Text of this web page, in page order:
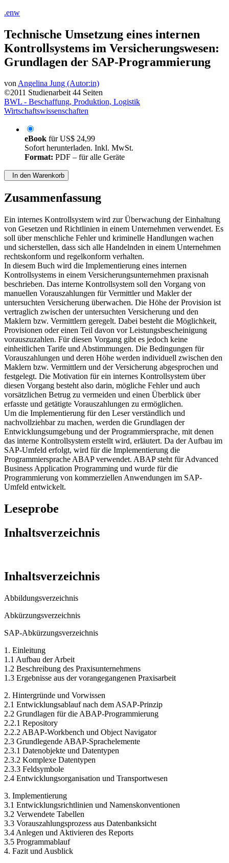
.enw
Technische Umsetzung eines internen
Kontrollsystems im Versicherungswesen:
Grundlagen der SAP-Programmierung
vonAngelina Jung (Autor:in)
©2011 Studienarbeit 44 Seiten
BWL - Beschaffung, Produktion, Logistik
Wirtschaftswissenschaften
eBook fürUS$ 24,99
Sofort herunterladen. Inkl. MwSt.
Format: PDF – für alle Geräte
In den Warenkorb
Zusammenfassung
Ein internes Kontrollsystem wird zur Überwachung der Einhaltung
von Gesetzen und Richtlinien in einem Unternehmen verwendet. Es
soll über menschliche Fehler und kriminelle Handlungen wachen
und sicherstellen, dass sich alle Handelnden in einem Unternehmen
rechtskonform und regelkonform verhalten.
In diesem Buch wird die Implementierung eines internen
Kontrollsystems in einem Versicherungsunternehmen praxisnah
beschrieben. Das interne Kontrollsystem soll den Vorgang von
manuellen Vorauszahlungen für Vermittler und Makler der
untersuchten Versicherung überwachen. Die Höhe der Provision ist
vertraglich zwischen der untersuchten Versicherung und den
Maklern bzw. Vermittlern geregelt. Dabei besteht die Möglichkeit,
Provisionen oder einen Teil davon vor Leistungsbescheinigung
vorauszuzahlen. Für diesen Vorgang gibt es jedoch keine
einheitlichen Tarife und Abstimmungen. Die Bedingungen für
Vorauszahlungen und deren Höhe werden individuell zwischen den
Maklern bzw. Vermittlern und der Versicherung abgesprochen und
festgelegt. Die Motivation für ein internes Kontrollsystem über
diesen Vorgang besteht also darin, mögliche Fehler und auch
vorsätzlichen Betrug zu vermeiden und einen Überblick über
erfasste und getätigte Vorauszahlungen zu ermöglichen.
Um die Implementierung für den Leser verständlich und
nachvollziehbar zu machen, werden die Grundlagen der
Entwicklungsumgebung und der Programmiersprache, mit denen
das interne Kontrollsystem erstellt wird, erläutert. Da der Aufbau im
SAP-Umfeld erfolgt, wird für die Implementierung die
Programmiersprache ABAP verwendet. ABAP steht für Advanced
Business Application Programming und wurde für die
Programmierung von kommerziellen Anwendungen im SAP-
Umfeld entwickelt.
Leseprobe
Inhaltsverzeichnis
Inhaltsverzeichnis
Abbildungsverzeichnis
Abkürzungsverzeichnis
SAP-Abkürzungsverzeichnis
1. Einleitung
1.1 Aufbau der Arbeit
1.2 Beschreibung des Praxisunternehmens
1.3 Ergebnisse aus der vorangegangenen Praxisarbeit
2. Hintergründe und Vorwissen
2.1 Entwicklungsablauf nach dem ASAP-Prinzip
2.2 Grundlagen für die ABAP-Programmierung
2.2.1 Repository
2.2.2 ABAP-Workbench und Object Navigator
2.3 Grundlegende ABAP-Sprachelemente
2.3.1 Datenobjekte und Datentypen
2.3.2 Komplexe Datentypen
2.3.3 Feldsymbole
2.4 Entwicklungsorganisation und Transportwesen
3. Implementierung
3.1 Entwicklungsrichtlinien und Namenskonventionen
3.2 Verwendete Tabellen
3.3 Vorauszahlungsprozess aus Datenbanksicht
3.4 Anlegen und Aktivieren des Reports
3.5 Programmablauf
4. Fazit und Ausblick